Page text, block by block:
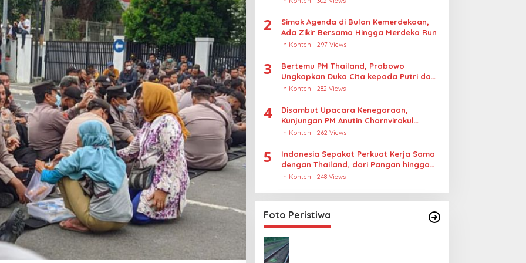
2
Simak Agenda di Bulan Kemerdekaan,
Ada Zikir Bersama Hingga Merdeka Run
In Konten 297 Views
3
Bertemu PM Thailand, Prabowo
Ungkapkan Duka Cita kepada Putri dan
Selamat Ulang Tahun ke Raja Thailand
In Konten 282 Views
4
Disambut Upacara Kenegaraan,
Kunjungan PM Anutin Charnvirakul
Perkuat Hubungan Indonesia-Thailand
In Konten 262 Views
5
Indonesia Sepakat Perkuat Kerja Sama
dengan Thailand, dari Pangan hingga
Ekonomi Digital
In Konten 248 Views
Foto Peristiwa